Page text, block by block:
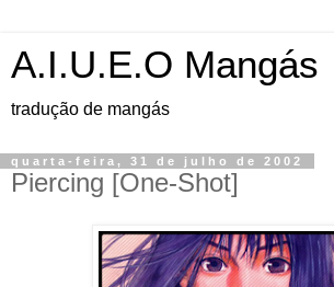
A.I.U.E.O Mangás
tradução de mangás
quarta-feira, 31 de julho de 2002
Piercing [One-Shot]